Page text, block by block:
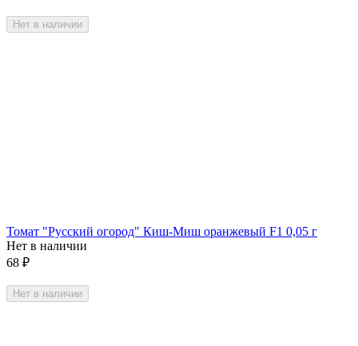
Нет в наличии
Томат "Русский огород" Киш-Миш оранжевый F1 0,05 г
Нет в наличии
68 ₽
Нет в наличии